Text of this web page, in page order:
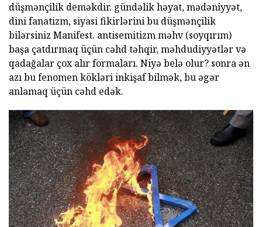
düşmənçilik deməkdir. gündəlik həyat, mədəniyyət,
dini fanatizm, siyasi fikirlərini bu düşmənçilik
bilərsiniz Manifest. antisemitizm məhv (soyqırım)
başa çatdırmaq üçün cəhd təhqir, məhdudiyyətlər və
qadağalar çox alır formaları. Niyə belə olur? sonra ən
azı bu fenomen kökləri inkişaf bilmək, bu əgər
anlamaq üçün cəhd edək.